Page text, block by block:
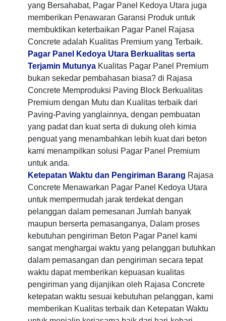
yang Bersahabat, Pagar Panel Kedoya Utara juga
memberikan Penawaran Garansi Produk untuk
membuktikan keterbaikan Pagar Panel Rajasa
Concrete adalah Kualitas Premium yang Terbaik.
Pagar Panel Kedoya Utara Berkualitas serta
Terjamin Mutunya Kualitas Pagar Panel Premium
bukan sekedar pembahasan biasa? di Rajasa
Concrete Memproduksi Paving Block Berkualitas
Premium dengan Mutu dan Kualitas terbaik dari
Paving-Paving yanglainnya, dengan pembuatan
yang padat dan kuat serta di dukung oleh kimia
penguat yang menambahkan lebih kuat dari beton
kami menampilkan solusi Pagar Panel Premium
untuk anda.
Ketepatan Waktu dan Pengiriman Barang Rajasa
Concrete Menawarkan Pagar Panel Kedoya Utara
untuk mempermudah jarak terdekat dengan
pelanggan dalam pemesanan Jumlah banyak
maupun berserta pemasanganya, Dalam proses
kebutuhan pengiriman Beton Pagar Panel kami
sangat menghargai waktu yang pelanggan butuhkan
dalam pemasangan dan pengiriman secara tepat
waktu dapat memberikan kepuasan kualitas
pengiriman yang dijanjikan oleh Rajasa Concrete
ketepatan waktu sesuai kebutuhan pelanggan, kami
memberikan Kualitas terbaik dan Ketepatan Waktu